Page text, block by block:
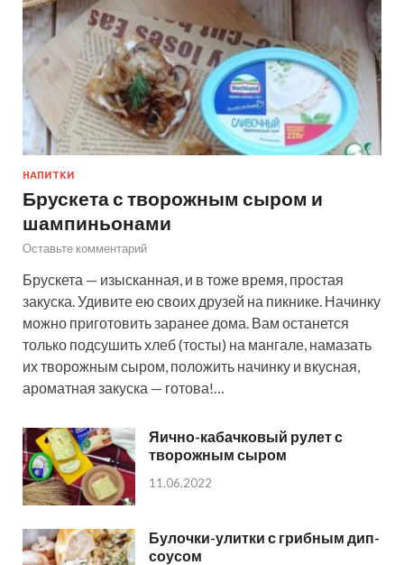
НАПИТКИ
Брускета с творожным сыром и
шампиньонами
Оставьте комментарий
Брускета — изысканная, и в тоже время, простая
закуска. Удивите ею своих друзей на пикнике. Начинку
можно приготовить заранее дома. Вам останется
только подсушить хлеб (тосты) на мангале, намазать
их творожным сыром, положить начинку и вкусная,
ароматная закуска — готова!…
Яично-кабачковый рулет с
творожным сыром
11.06.2022
Булочки-улитки с грибным дип-
соусом